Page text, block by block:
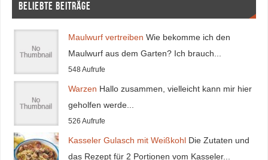
Beliebte Beiträge
Maulwurf vertreiben Wie bekomme ich den
Maulwurf aus dem Garten? Ich brauch...
548 Aufrufe
Warzen Hallo zusammen, vielleicht kann mir hier
geholfen werde...
526 Aufrufe
Kasseler Gulasch mit Weißkohl Die Zutaten und
das Rezept für 2 Portionen vom Kasseler...